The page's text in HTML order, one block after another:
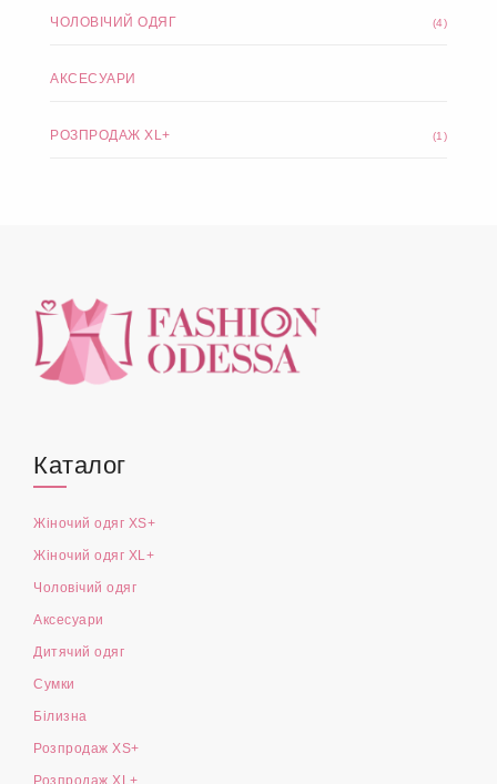
ЧОЛОВІЧИЙ ОДЯГ (4)
АКСЕСУАРИ
РОЗПРОДАЖ XL+ (1)
Каталог
Жіночий одяг XS+
Жіночий одяг XL+
Чоловічий одяг
Аксесуари
Дитячий одяг
Сумки
Білизна
Розпродаж XS+
Розпродаж XL+